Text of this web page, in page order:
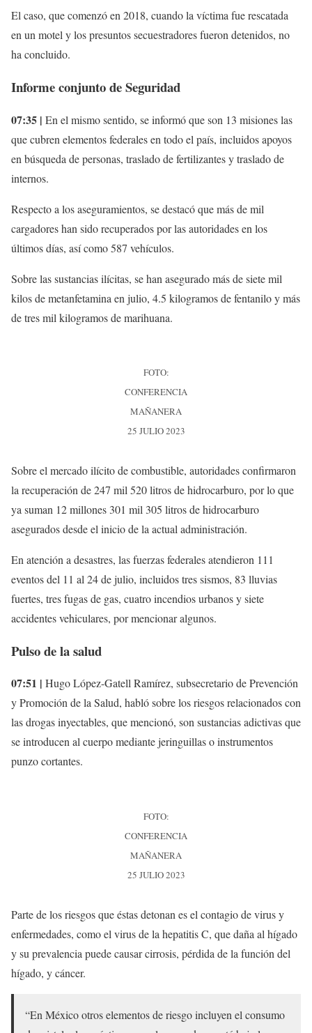
El caso, que comenzó en 2018, cuando la víctima fue rescatada
en un motel y los presuntos secuestradores fueron detenidos, no
ha concluido.
Informe conjunto de Seguridad
07:35 | En el mismo sentido, se informó que son 13 misiones las
que cubren elementos federales en todo el país, incluidos apoyos
en búsqueda de personas, traslado de fertilizantes y traslado de
internos.
Respecto a los aseguramientos, se destacó que más de mil
cargadores han sido recuperados por las autoridades en los
últimos días, así como 587 vehículos.
Sobre las sustancias ilícitas, se han asegurado más de siete mil
kilos de metanfetamina en julio, 4.5 kilogramos de fentanilo y más
de tres mil kilogramos de marihuana.
FOTO:
CONFERENCIA
MAÑANERA
25 JULIO 2023
Sobre el mercado ilícito de combustible, autoridades confirmaron
la recuperación de 247 mil 520 litros de hidrocarburo, por lo que
ya suman 12 millones 301 mil 305 litros de hidrocarburo
asegurados desde el inicio de la actual administración.
En atención a desastres, las fuerzas federales atendieron 111
eventos del 11 al 24 de julio, incluidos tres sismos, 83 lluvias
fuertes, tres fugas de gas, cuatro incendios urbanos y siete
accidentes vehiculares, por mencionar algunos.
Pulso de la salud
07:51 | Hugo López-Gatell Ramírez, subsecretario de Prevención
y Promoción de la Salud, habló sobre los riesgos relacionados con
las drogas inyectables, que mencionó, son sustancias adictivas que
se introducen al cuerpo mediante jeringuillas o instrumentos
punzo cortantes.
FOTO:
CONFERENCIA
MAÑANERA
25 JULIO 2023
Parte de los riesgos que éstas detonan es el contagio de virus y
enfermedades, como el virus de la hepatitis C, que daña al hígado
y su prevalencia puede causar cirrosis, pérdida de la función del
hígado, y cáncer.
“En México otros elementos de riesgo incluyen el consumo